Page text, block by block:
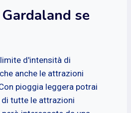
se
d'intensità di
anche le attrazioni
pioggia leggera potrai
tutte le attrazioni